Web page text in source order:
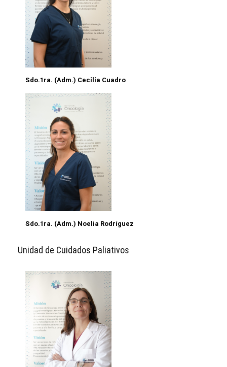
Sdo.1ra. (Adm.) Cecilia Cuadro
Sdo.1ra. (Adm.) Noelia Rodríguez
Unidad de Cuidados Paliativos